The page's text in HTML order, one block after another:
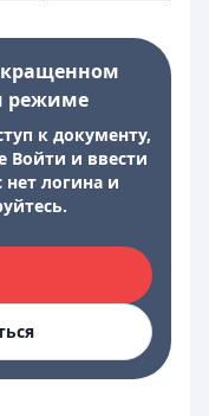
режиме
к документу,
Войти и ввести
нет логина и